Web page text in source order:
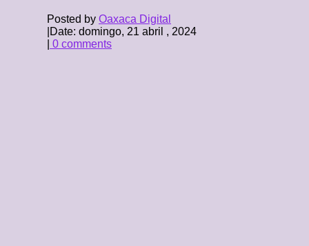
Posted by Oaxaca Digital
Date: domingo, 21 abril , 2024
0 comments